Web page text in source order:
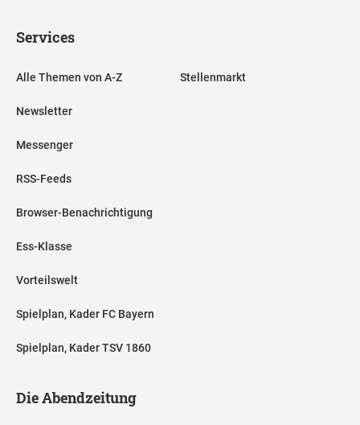
Services
Alle Themen von A-Z
Newsletter
Messenger
RSS-Feeds
Browser-Benachrichtigung
Ess-Klasse
Vorteilswelt
Spielplan, Kader FC Bayern
Spielplan, Kader TSV 1860
Stellenmarkt
Die Abendzeitung